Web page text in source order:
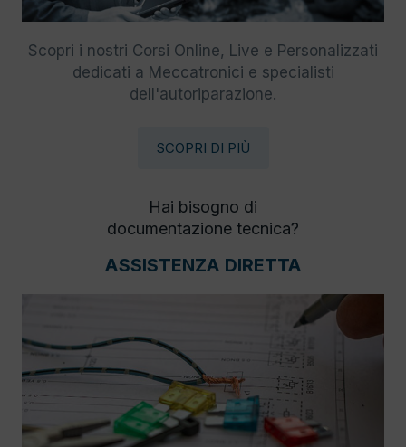
Scopri i nostri Corsi Online, Live e Personalizzati
dedicati a Meccatronici e specialisti
dell'autoriparazione.
SCOPRI DI PIÙ
Hai bisogno di
documentazione tecnica?
ASSISTENZA DIRETTA